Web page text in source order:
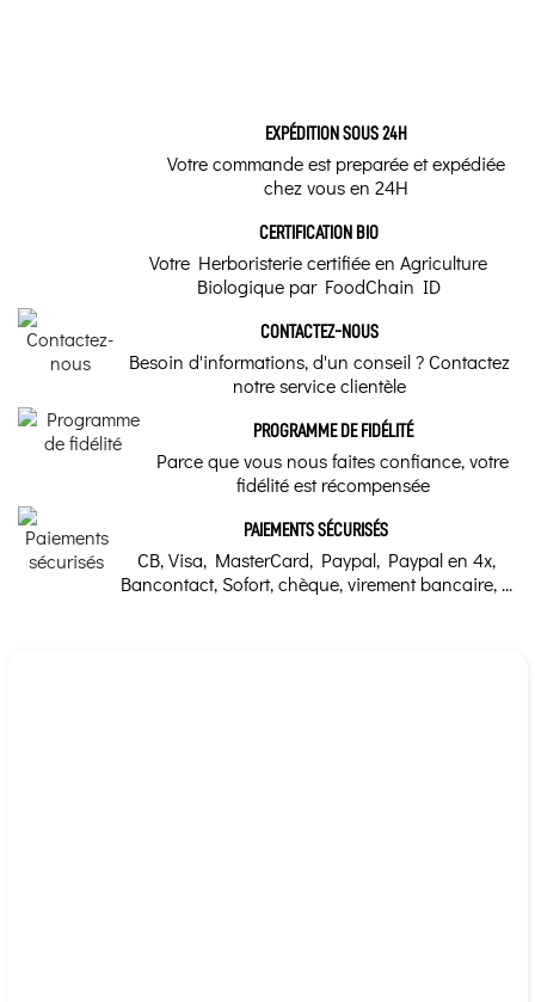
EXPÉDITION SOUS 24H
Votre commande est preparée et expédiée
chez vous en 24H
CERTIFICATION BIO
Votre Herboristerie certifiée en Agriculture
Biologique par FoodChain ID
CONTACTEZ-NOUS
Besoin d'informations, d'un conseil ? Contactez
notre service clientèle
PROGRAMME DE FIDÉLITÉ
Parce que vous nous faites confiance, votre
fidélité est récompensée
PAIEMENTS SÉCURISÉS
CB, Visa, MasterCard, Paypal, Paypal en 4x,
Bancontact, Sofort, chèque, virement bancaire, ...